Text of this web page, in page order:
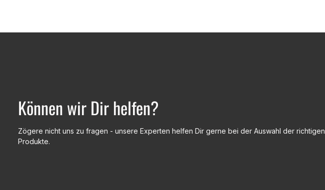
Können wir Dir helfen?
Zögere nicht uns zu fragen - unsere Experten helfen Dir gerne bei der Auswahl der richtigen
Produkte.